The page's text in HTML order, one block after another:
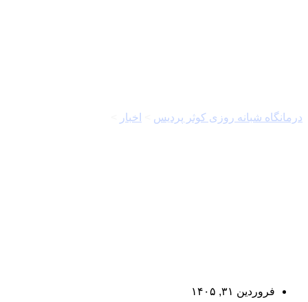
درمانگاه شبانه روزی کوثر پردیس اخبار
فروردین ۳۱, ۱۴۰۵